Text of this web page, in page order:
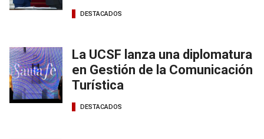
DESTACADOS
La UCSF lanza una diplomatura
en Gestión de la Comunicación
Turística
DESTACADOS